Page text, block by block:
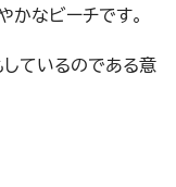
かなビーチです。
しているのである意